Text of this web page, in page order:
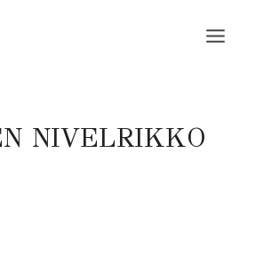
NIVELRIKKO